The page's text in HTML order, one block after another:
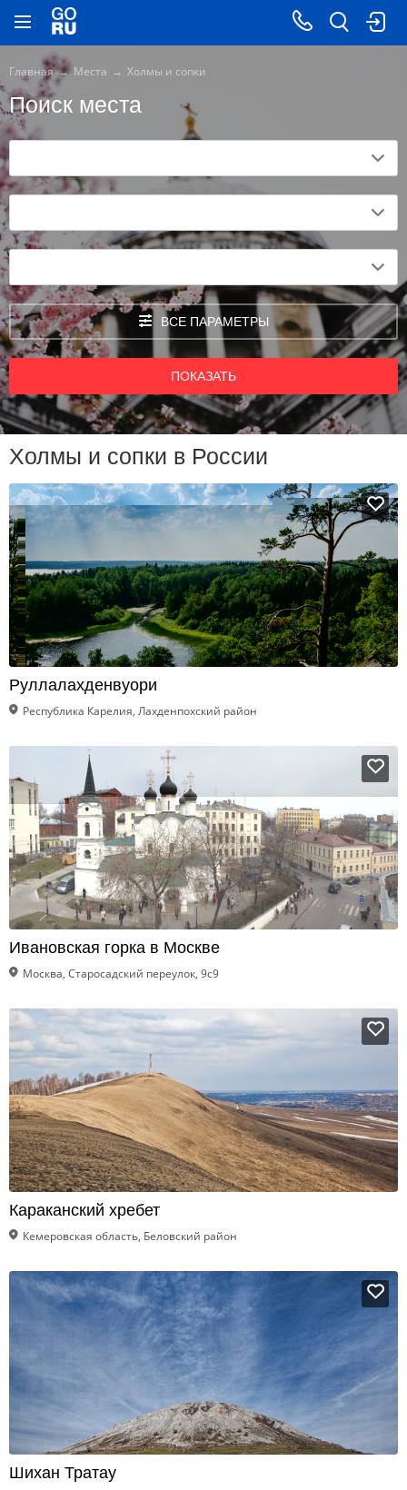
Главная Места Холмы и сопки
Поиск места
ВСЕ ПАРАМЕТРЫ
ПОКАЗАТЬ
Холмы и сопки в России
Руллалахденвуори
Республика Карелия, Лахденпохский район
Ивановская горка в Москве
Москва, Старосадский переулок, 9с9
Караканский хребет
Кемеровская область, Беловский район
Шихан Тратау